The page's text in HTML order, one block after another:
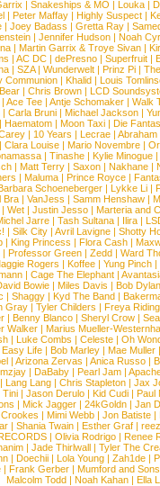
| Snakeships & MO | Louka |
| Peter Maffay | Highly Suspect |
|Joey Badass |Gretta Ray |
|Jennifer Hudson |Noah
| Martin Garrix & Troye Sivan |
|AC DC |dePresno |Superfruit |
|SZA|Wunderwelt |Prinz Pi |
Communion | Khalid | Louis
| Chris Brown | LCD
| Ace Tee | Antje Schomaker | Walk
|Carla Bruni |Michael Jackson |
|Haematom |Moon Taxi |Die
| 10 Years | Lecrae | Abraham
|Clara Louise |Mario Novembre |
| Tinashe | Kylie Minogue |
|Matt Terry |Saxon |Nakhane |
| Maluma | Prince Royce |
Schoeneberger |Lykke Li |
Bra |VanJess |Samm Henshaw |
|Wet |Justin Jesso |Marteria and
Jarre |Tash Sultana | Ilira |
| Silk City | Avril Lavigne | Shotty
|King Princess |Flora Cash |
|Professor Green |Zedd |Ward
Rogers |Koffee |Yung Pinch |
|Cage The Elephant |
Bowie | Miles Davis | Bob Dylan
|Shaggy |Kyd The Band |
Gray |Tyler Childers |Freya
|Benny Blanco |Sheryl Crow |
Walker |Marius Mueller-
| Luke Combs | Celeste | Oh
Easy Life |Bob Marley |Mae Muller
|Arizona Zervas |Anica Russo |
|DaBaby |Pearl Jam |
| Lang Lang | Chris Stapleton | Jax
Tini |Jason Derulo |Kid Cudi |Paul
| Mick Jagger | 24kGoldn | Jan
| Mimi Webb | Jon Batiste |
| Shania Twain | Esther Graf |
| Olivia Rodrigo | Renee
|Jade Thirlwall |Tyler The
| Doechii | Lola Young | Zah1de |
| Frank Gerber | Mumford and Sons
Malcolm Todd | Noah Kahan | Ella